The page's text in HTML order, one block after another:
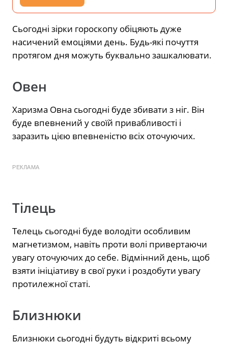
Сьогодні зірки гороскопу обіцяють дуже
насичений емоціями день. Будь-які почуття
протягом дня можуть буквально зашкалювати.
Овен
Харизма Овна сьогодні буде збивати з ніг. Він
буде впевнений у своїй привабливості і
заразить цією впевненістю всіх оточуючих.
РЕКЛАМА
Тілець
Телець сьогодні буде володіти особливим
магнетизмом, навіть проти волі привертаючи
увагу оточуючих до себе. Відмінний день, щоб
взяти ініціативу в свої руки і роздобути увагу
протилежної статі.
Близнюки
Близнюки сьогодні будуть відкриті всьому